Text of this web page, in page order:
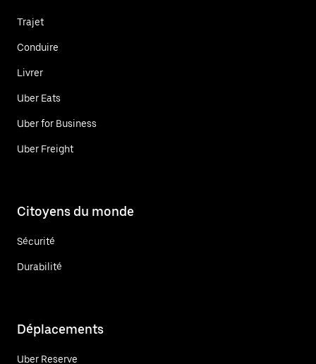
Trajet
Conduire
Livrer
Uber Eats
Uber for Business
Uber Freight
Citoyens du monde
Sécurité
Durabilité
Déplacements
Uber Reserve